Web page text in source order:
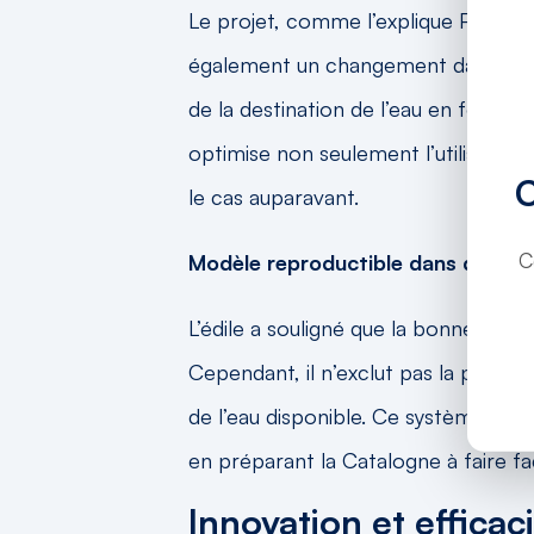
Le projet, comme l’explique
également un changement dans le
de la destination de l’eau en
optimise non seulement l’utilisation
le cas auparavant.
Modèle reproductible dans
L’édile a souligné que la bonne
Cependant, il n’exclut pas la
de l’eau disponible. Ce système
en préparant la Catalogne à faire
Innovation et